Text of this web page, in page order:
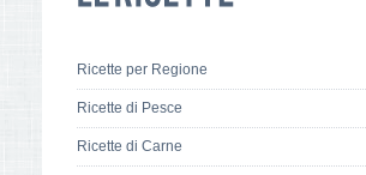
Ricette per Regione
Ricette di Pesce
Ricette di Carne